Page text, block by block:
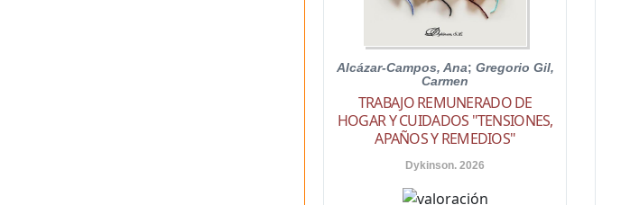
Alcázar-Campos, Ana; Gregorio Gil,
Carmen
TRABAJO REMUNERADO DE
HOGAR Y CUIDADOS "TENSIONES,
APAÑOS Y REMEDIOS"
Dykinson. 2026